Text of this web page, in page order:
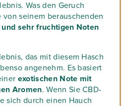
Was den Geruch
seinem berauschenden
sehr fruchtigen Noten
das mit diesem Hasch
angenehm. Es basiert
exotischen Note mit
Aromen. Wenn Sie CBD-
sich durch einen Hauch